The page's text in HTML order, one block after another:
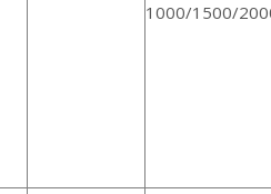
1000/1500/